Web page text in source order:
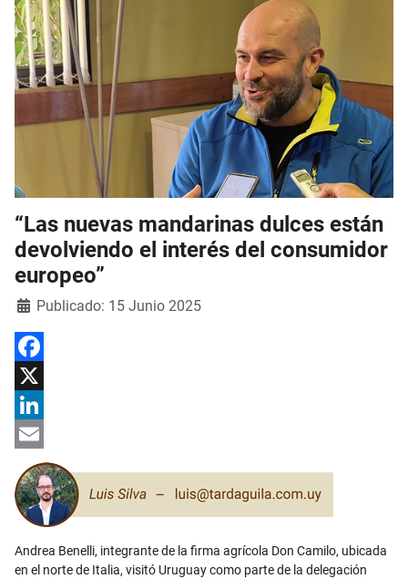
“Las nuevas mandarinas dulces están
devolviendo el interés del consumidor
europeo”
DetallesPublicado: 15 Junio 2025
Facebook
X
LinkedIn
Email
Andrea Benelli, integrante de la firma agrícola Don Camilo, ubicada
en el norte de Italia, visitó Uruguay como parte de la delegación